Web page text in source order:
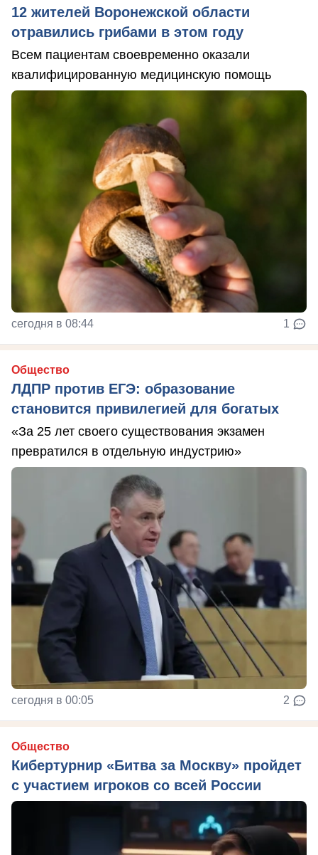
12 жителей Воронежской области
отравились грибами в этом году
Всем пациентам своевременно оказали
квалифицированную медицинскую помощь
сегодня в 08:44 1
Общество
ЛДПР против ЕГЭ: образование
становится привилегией для богатых
«За 25 лет своего существования экзамен
превратился в отдельную индустрию»
сегодня в 00:05 2
Общество
Кибертурнир «Битва за Москву» пройдет
с участием игроков со всей России